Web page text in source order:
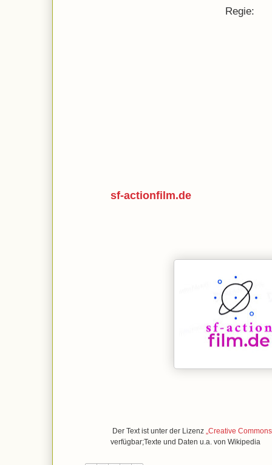
Regie:
sf-actionfilm.de
Der Text ist unter der Lizenz „Creative
verfügbar;Texte und Daten u.a. von Wikipedia